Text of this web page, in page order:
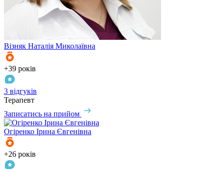
Візняк Наталія Миколаївна
+39 років
3 відгуків
Терапевт
Записатись на прийом
Огіренко Ірина Євгенівна
+26 років